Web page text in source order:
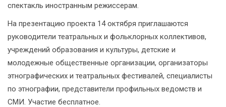
спектакль иностранным режиссерам.
На презентацию проекта 14 октября приглашаются
руководители театральных и фольклорных коллективов,
учреждений образования и культуры, детские и
молодежные общественные организации, организаторы
этнографических и театральных фестивалей, специалисты
по этнографии, представители профильных ведомств и
СМИ. Участие бесплатное.